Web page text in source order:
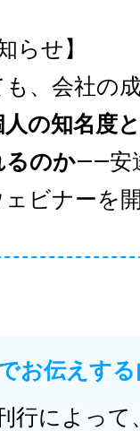
らせ】
、会社の
の知名度
るのか——安
ビナーを
お伝えす
行によって